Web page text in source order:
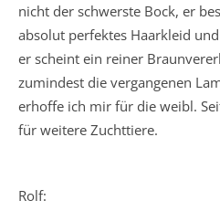
nicht der schwerste Bock, er
absolut perfektes Haarkleid
er scheint ein reiner
zumindest die vergangenen
erhoffe ich mir für die weibl.
für weitere Zuchttiere.
Rolf: